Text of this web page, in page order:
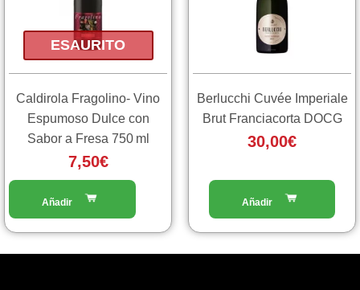
ESAURITO
Caldirola Fragolino- Vino
Espumoso Dulce con
Sabor a Fresa 750 ml
7,50€
Berlucchi Cuvée Imperiale
Brut Franciacorta DOCG
30,00€